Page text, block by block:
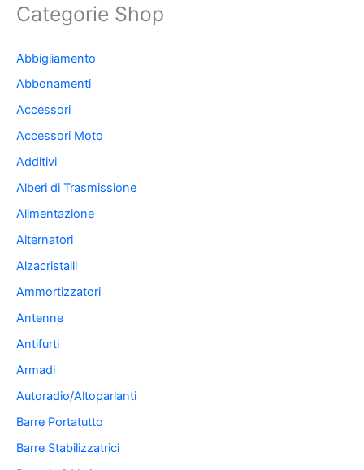
Categorie Shop
Abbigliamento
Abbonamenti
Accessori
Accessori Moto
Additivi
Alberi di Trasmissione
Alimentazione
Alternatori
Alzacristalli
Ammortizzatori
Antenne
Antifurti
Armadi
Autoradio/Altoparlanti
Barre Portatutto
Barre Stabilizzatrici